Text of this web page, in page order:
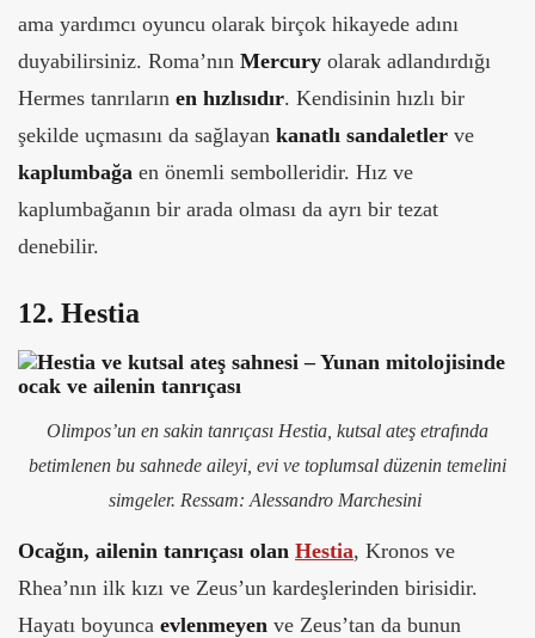
ama yardımcı oyuncu olarak birçok hikayede adını
duyabilirsiniz. Roma’nın Mercury olarak adlandırdığı
Hermes tanrıların en hızlısıdır. Kendisinin hızlı bir
şekilde uçmasını da sağlayan kanatlı sandaletler ve
kaplumbağa en önemli sembolleridir. Hız ve
kaplumbağanın bir arada olması da ayrı bir tezat
denebilir.
12. Hestia
Olimpos’un en sakin tanrıçası Hestia, kutsal ateş etrafında
betimlenen bu sahnede aileyi, evi ve toplumsal düzenin temelini
simgeler. Ressam: Alessandro Marchesini
Ocağın, ailenin tanrıçası olan Hestia, Kronos ve
Rhea’nın ilk kızı ve Zeus’un kardeşlerinden birisidir.
Hayatı boyunca evlenmeyen ve Zeus’tan da bunun